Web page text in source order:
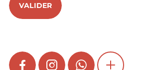
VALIDER